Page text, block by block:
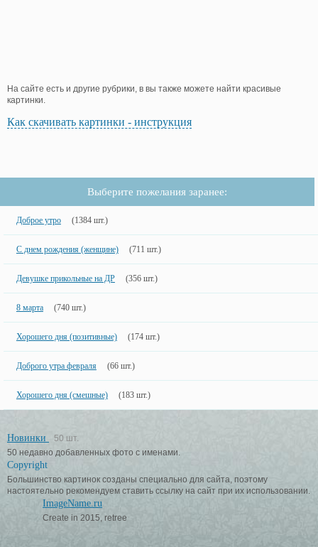
На сайте есть и другие рубрики, в вы также можете найти красивые
картинки.
Как скачивать картинки - инструкция
Выберите пожелания заранее:
Доброе утро (1384 шт.)
С днем рождения (женщине) (711 шт.)
Девушке прикольные на ДР (356 шт.)
8 марта (740 шт.)
Хорошего дня (позитивные) (174 шт.)
Доброго утра февраля (66 шт.)
Хорошего дня (смешные) (183 шт.)
Новинки
50 шт.
50 недавно добавленных фото с именами.
Copyright
Большинство картинок созданы специально для сайта, поэтому
настоятельно рекомендуем ставить ссылку на сайт при их использовании.
ImageName.ru
Create in 2015, retree